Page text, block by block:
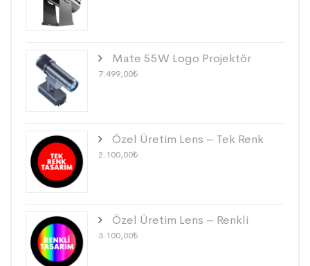
Mate 55W Logo Projektör
7.499,00₺
Özel Üretim Lens – Tek Renk
2.100,00₺
Özel Üretim Lens – Renkli
3.100,00₺